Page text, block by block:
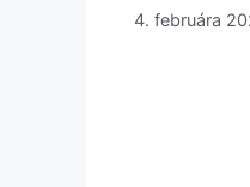
4. februára